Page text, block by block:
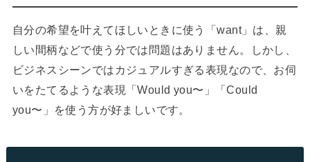
自分の希望を叶えてほしいときに使う「want」は、親
しい間柄などで使う分では問題はありません。しかし、
ビジネスシーンではカジュアルすぎる表現なので、お伺
いをたてるような表現「Would you〜」「Could
you〜」を使う方が好ましいです。